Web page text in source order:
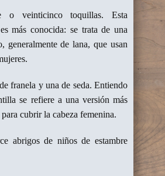
o veinticinco toquillas. Esta
más conocida: se trata de una
generalmente de lana, que usan
franela y una de seda. Entiendo
se refiere a una versión más
cubrir la cabeza femenina.
abrigos de niños de estambre